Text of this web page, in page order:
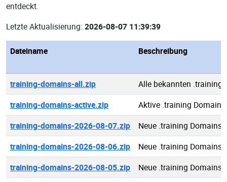
entdeckt.
Letzte Aktualisierung: 2026-08-07 11:39:39
Dateiname Beschreibung
training-domains-all.zip
Alle bekannten .training
training-domains-active.zip
Aktive .training Domains
training-domains-2026-08-07.zip
Neue .training Domains
training-domains-2026-08-06.zip
Neue .training Domains
training-domains-2026-08-05.zip
Neue .training Domains